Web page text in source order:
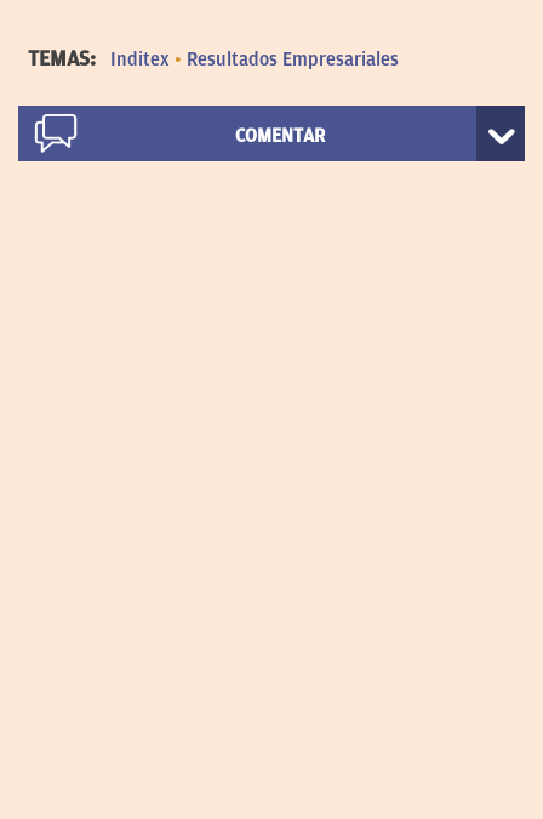
TEMAS: Inditex Resultados Empresariales
COMENTAR